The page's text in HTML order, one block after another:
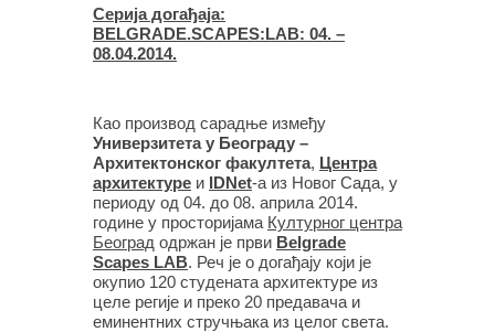
Серија догађаја:
BELGRADE.SCAPES:LAB: 04. –
08.04.2014.
Као производ сарадње између
Универзитета у Београду –
Архитектонског факултета, Центра
архитектуре и IDNet-а из Новог Сада, у
периоду од 04. до 08. априла 2014.
године у просторијама Културног центра
Београд одржан је први Belgrade
Scapes LAB. Реч је о догађају који је
окупио 120 студената архитектуре из
целе регије и преко 20 предавача и
еминентних стручњака из целог света.